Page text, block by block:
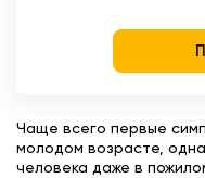
Чаще всего первые
молодом возрасте,
человека даже в